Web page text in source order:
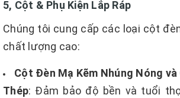
5, Cột & Phụ Kiện Lắp Ráp
Chúng tôi cung cấp các loại cột
chất lượng cao:
Cột Đèn Mạ Kẽm Nhúng Nóng
Thép: Đảm bảo độ bền và tuổi